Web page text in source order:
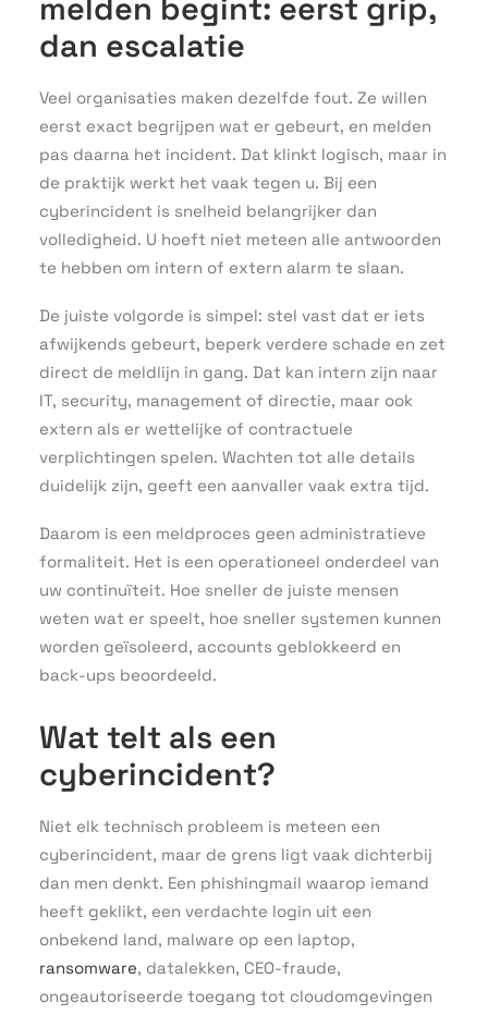
melden begint: eerst grip,
dan escalatie
Veel organisaties maken dezelfde fout. Ze willen
eerst exact begrijpen wat er gebeurt, en melden
pas daarna het incident. Dat klinkt logisch, maar in
de praktijk werkt het vaak tegen u. Bij een
cyberincident is snelheid belangrijker dan
volledigheid. U hoeft niet meteen alle antwoorden
te hebben om intern of extern alarm te slaan.
De juiste volgorde is simpel: stel vast dat er iets
afwijkends gebeurt, beperk verdere schade en zet
direct de meldlijn in gang. Dat kan intern zijn naar
IT, security, management of directie, maar ook
extern als er wettelijke of contractuele
verplichtingen spelen. Wachten tot alle details
duidelijk zijn, geeft een aanvaller vaak extra tijd.
Daarom is een meldproces geen administratieve
formaliteit. Het is een operationeel onderdeel van
uw continuïteit. Hoe sneller de juiste mensen
weten wat er speelt, hoe sneller systemen kunnen
worden geïsoleerd, accounts geblokkeerd en
back-ups beoordeeld.
Wat telt als een
cyberincident?
Niet elk technisch probleem is meteen een
cyberincident, maar de grens ligt vaak dichterbij
dan men denkt. Een phishingmail waarop iemand
heeft geklikt, een verdachte login uit een
onbekend land, malware op een laptop,
ransomware, datalekken, CEO-fraude,
ongeautoriseerde toegang tot cloudomgevingen